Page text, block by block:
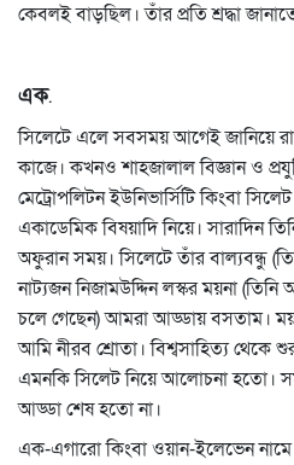
কেবলই বাড়ছিল। তাঁর প্রতি শ্রদ্ধা
এক.
সিলেটে এলে সবসময় আগেই জানিয়ে
কাজে। কখনও শাহজালাল বিজ্ঞান ও
মেট্রোপলিটন ইউনিভার্সিটি কিংবা
একাডেমিক বিষয়াদি নিয়ে। সারাদিন
অফুরান সময়। সিলেটে তাঁর বাল্যবন্ধু
নাট্যজন নিজামউদ্দিন লস্কর ময়না
চলে গেছেন) আমরা আড্ডায় বসতাম।
আমি নীরব শ্রোতা। বিশ্বসাহিত্য থেকে
এমনকি সিলেট নিয়ে আলোচনা হতো।
আড্ডা শেষ হতো না।
এক-এগারো কিংবা ওয়ান-ইলেভেন